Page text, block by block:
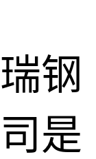
钢
是